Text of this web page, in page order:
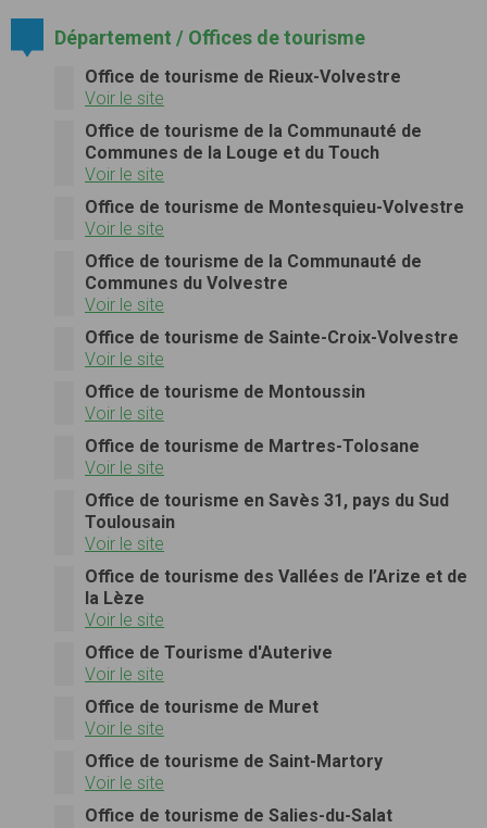
Département / Offices de tourisme
Office de tourisme de Rieux-Volvestre
Voir le site
Office de tourisme de la Communauté de
Communes de la Louge et du Touch
Voir le site
Office de tourisme de Montesquieu-Volvestre
Voir le site
Office de tourisme de la Communauté de
Communes du Volvestre
Voir le site
Office de tourisme de Sainte-Croix-Volvestre
Voir le site
Office de tourisme de Montoussin
Voir le site
Office de tourisme de Martres-Tolosane
Voir le site
Office de tourisme en Savès 31, pays du Sud
Toulousain
Voir le site
Office de tourisme des Vallées de l’Arize et de
la Lèze
Voir le site
Office de Tourisme d'Auterive
Voir le site
Office de tourisme de Muret
Voir le site
Office de tourisme de Saint-Martory
Voir le site
Office de tourisme de Salies-du-Salat